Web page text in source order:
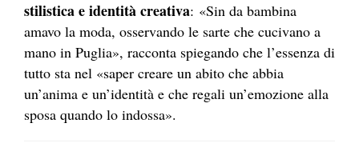
stilistica e identità creativa: «Sin da bambina
amavo la moda, osservando le sarte che cucivano a
mano in Puglia», racconta spiegando che l’essenza di
tutto sta nel «saper creare un abito che abbia
un’anima e un’identità e che regali un’emozione alla
sposa quando lo indossa».